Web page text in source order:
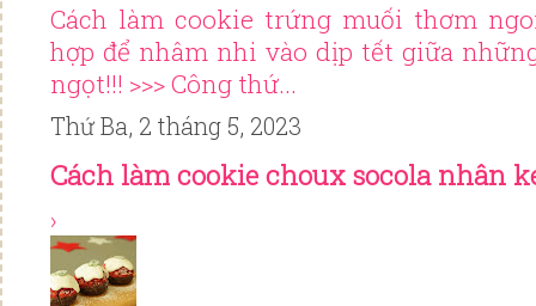
Cách làm cookie trứng muối thơm
hợp để nhâm nhi vào dịp tết giữa
ngọt!!! >>> Công thứ...
Thứ Ba, 2 tháng 5, 2023
Cách làm cookie choux socola nhân
›